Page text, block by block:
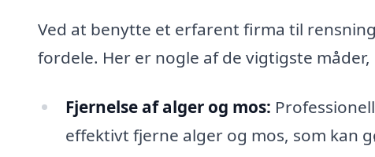
Ved at benytte et erfarent firma til
fordele. Her er nogle af de vigtigste
Fjernelse af alger og mos:
effektivt fjerne alger og mos, som kan